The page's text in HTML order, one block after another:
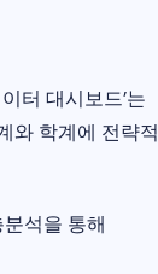
터 대시보드’는
와 학계에 전략적
석을 통해